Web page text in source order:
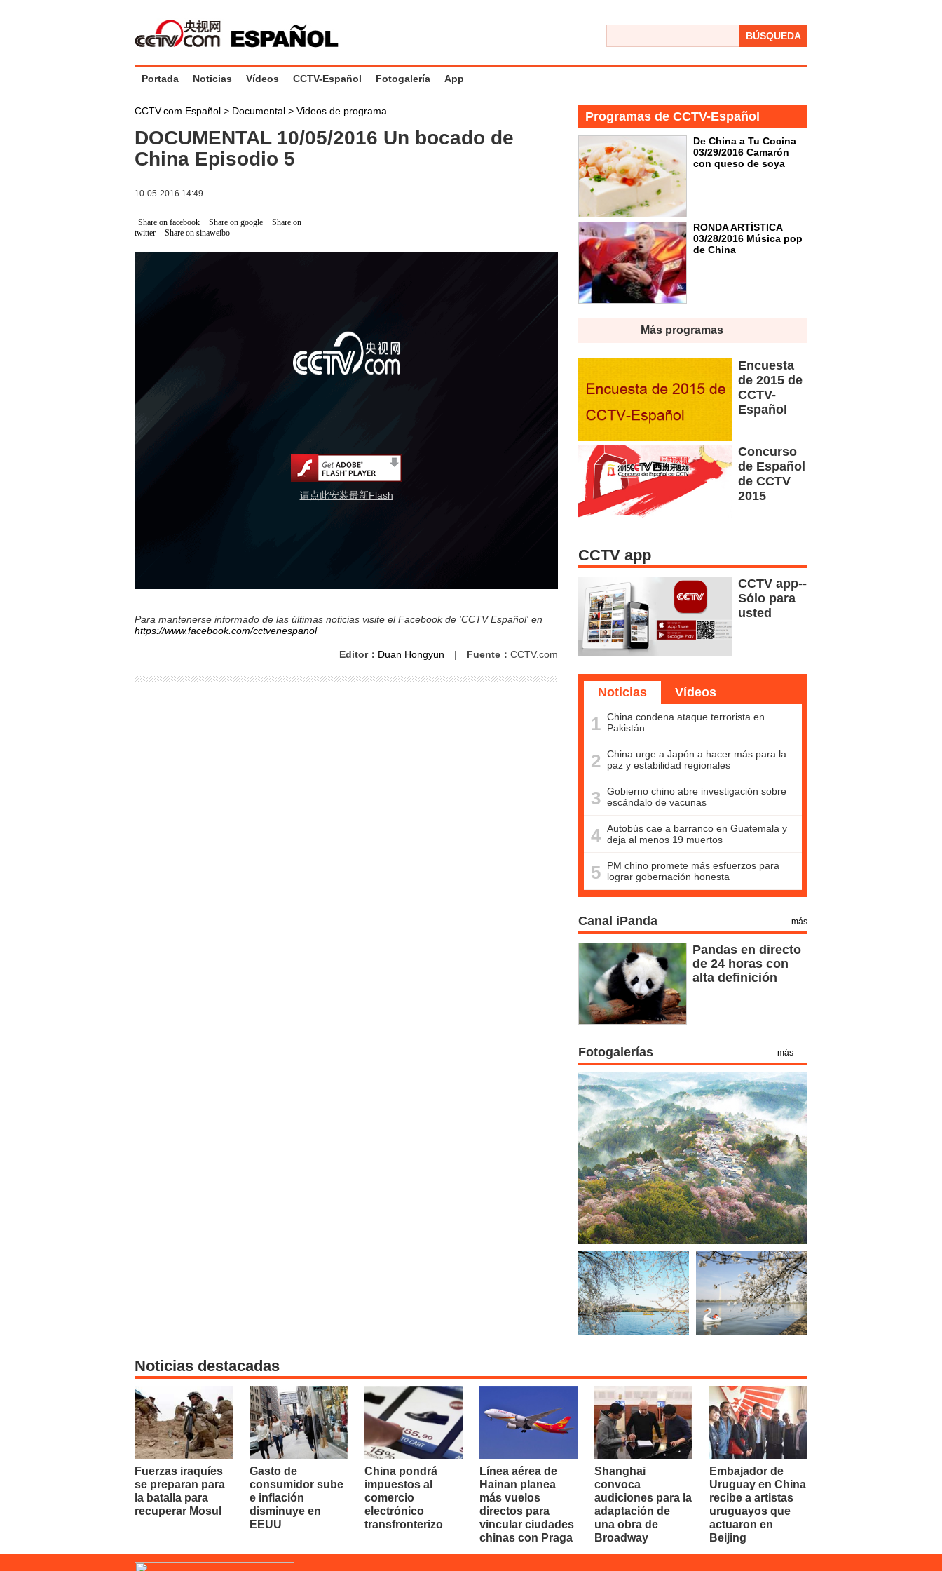
BÚSQUEDA
Portada Noticias Vídeos CCTV-Español Fotogalería App
CCTV.com Español > Documental > Videos de programa
DOCUMENTAL 10/05/2016 Un bocado de
China Episodio 5
10-05-2016 14:49
Share on facebook Share on google
Share on
twitter
Share on sinaweibo
请点此安装最新Flash
Para mantenerse informado de las últimas noticias visite el Facebook de 'CCTV Español' en
https://www.facebook.com/cctvenespanol
Editor： Duan Hongyun | Fuente： CCTV.com
Programas de CCTV-Español
De China a Tu Cocina
03/29/2016 Camarón
con queso de soya
RONDA ARTÍSTICA
03/28/2016 Música pop
de China
Más programas
Encuesta
de 2015 de
CCTV-
Español
Concurso
de Español
de CCTV
2015
CCTV app
CCTV app--
Sólo para
usted
Noticias Vídeos
1 China condena ataque terrorista en
Pakistán
2 China urge a Japón a hacer más para la
paz y estabilidad regionales
3 Gobierno chino abre investigación sobre
escándalo de vacunas
4 Autobús cae a barranco en Guatemala y
deja al menos 19 muertos
5
PM chino promete más esfuerzos para
lograr gobernación honesta
Canal iPanda más
Pandas en directo
de 24 horas con
alta definición
Fotogalerías más
Noticias destacadas
Fuerzas iraquíes
se preparan para
la batalla para
recuperar Mosul
Gasto de
consumidor sube
e inflación
disminuye en
EEUU
China pondrá
impuestos al
comercio
electrónico
transfronterizo
Línea aérea de
Hainan planea
más vuelos
directos para
vincular ciudades
chinas con Praga
Shanghai
convoca
audiciones para la
adaptación de
una obra de
Broadway
Embajador de
Uruguay en China
recibe a artistas
uruguayos que
actuaron en
Beijing